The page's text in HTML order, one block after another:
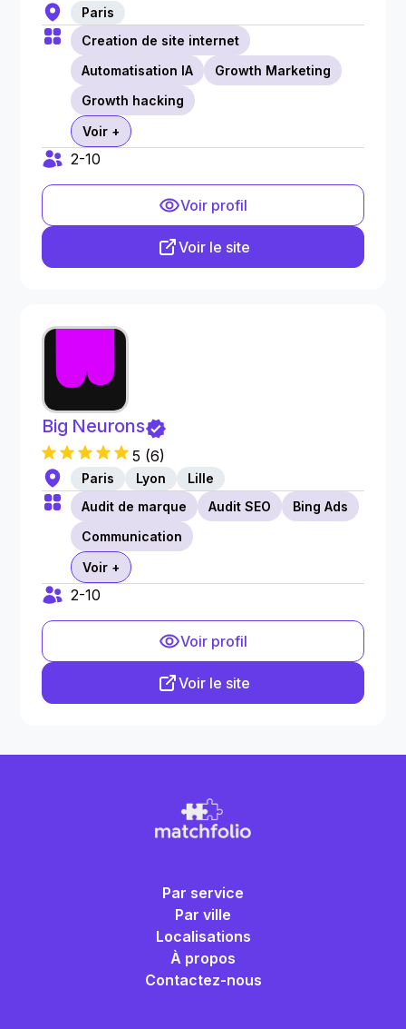
Paris
Creation de site internet
Automatisation IA
Growth Marketing
Growth hacking
Voir +
2-10
Voir profil
Voir le site
Big Neurons
5 (6)
Paris Lyon
Lille
Audit de marque
Audit SEO
Bing Ads
Communication
Voir +
2-10
Voir profil
Voir le site
Par service
Par ville
Localisations
À propos
Contactez-nous